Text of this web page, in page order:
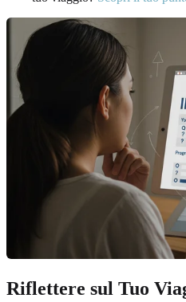
Riflettere sul Tuo